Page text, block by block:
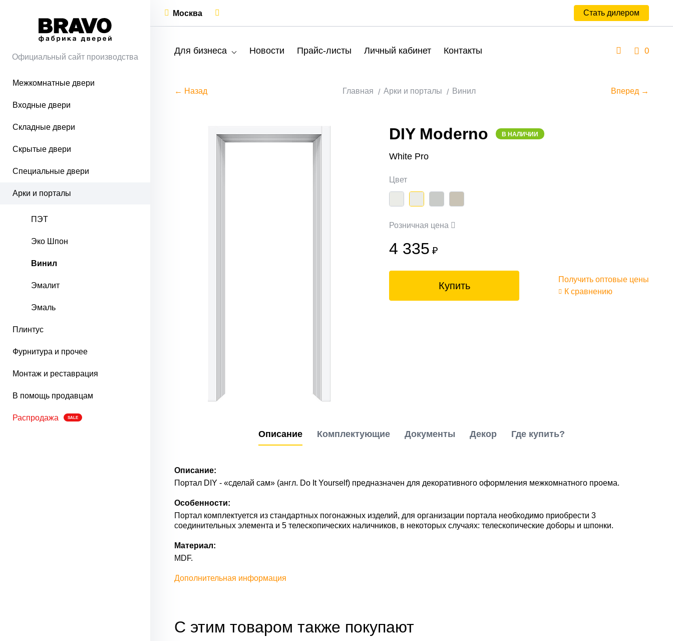
Официальный сайт производства
Межкомнатные двери
Входные двери
Складные двери
Скрытые двери
Специальные двери
Арки и порталы
ПЭТ
Эко Шпон
Винил
Эмалит
Эмаль
Плинтус
Фурнитура и прочее
Монтаж и реставрация
В помощь продавцам
Распродажа SALE
Москва Стать дилером
Для бизнеса Новости Прайс-листы Личный кабинет Контакты 0
← Назад Главная Арки и порталы Винил Вперед →
DIY Moderno В НАЛИЧИИ
White Pro
Цвет
Розничная цена
4 335 ₽
Купить
Получить оптовые цены
К сравнению
Описание Комплектующие Документы Декор Где купить?
Описание:
Портал DIY - «сделай сам» (англ. Do It Yourself) предназначен для декоративного оформления межкомнатного проема.
Особенности:
Портал комплектуется из стандартных погонажных изделий, для организации портала необходимо приобрести 3
соединительных элемента и 5 телескопических наличников, в некоторых случаях: телескопические доборы и шпонки.
Материал:
MDF.
Дополнительная информация
С этим товаром также покупают